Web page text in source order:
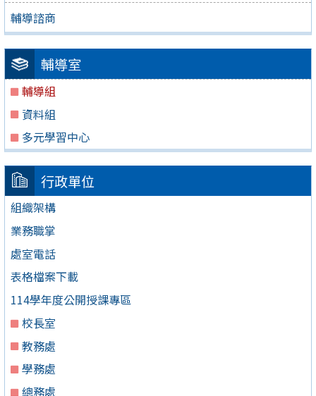
輔導諮商
輔導室
輔導組
資料組
多元學習中心
行政單位
組織架構
業務職掌
處室電話
表格檔案下載
114學年度公開授課專區
校長室
教務處
學務處
總務處